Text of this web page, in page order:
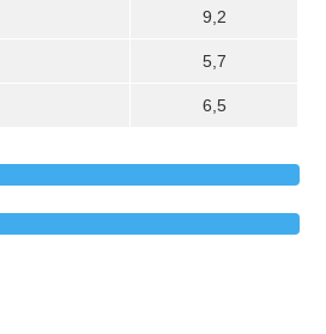
9,2
5,7
6,5